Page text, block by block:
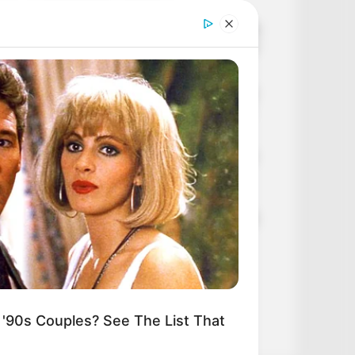
Nyílt levélben szólították fel Magyar
Pétert, hogy fejezze be „óellenzékinek”
gúnyolni Hadházyékat
Kiderült! Ezért nem engedték, hogy
Hadházy Ákos legyen az elszámoltató
hivatal vezetője
Orbán Viktor Tusnádfürdőn: „Amit a
TISZA művel, az bűncselekmény, és
ennek még komoly jelentősége lesz”
BEKAPCSOLVA MARADT MAGYAR
PÉTER MIKROFONJA – MEGLEPŐ
RÉSZLET DERÜLT KI
Visszaszámlálás: Magyar Péter
legnagyobb döntését
Couples? See The List That
Of Sound Amphitheater -
Marvels